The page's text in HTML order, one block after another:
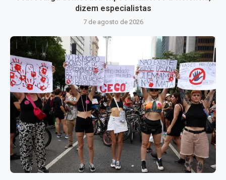
dizem especialistas
7 de agosto de 2026